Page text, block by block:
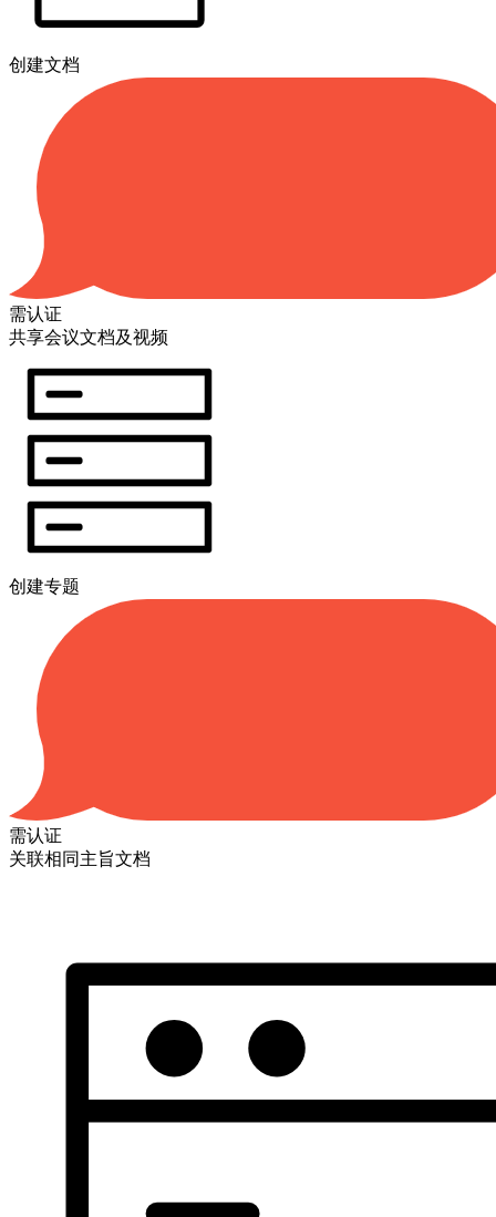
创建文档
需认证
共享会议文档及视频
创建专题
需认证
关联相同主旨文档